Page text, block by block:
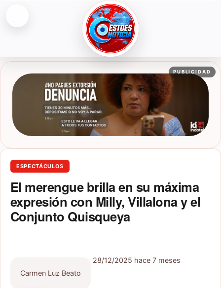
ESTOESNOTICIA|NOTICIAS
PUBLICIDAD
ESPECTÁCULOS
El merengue brilla en su máxima
expresión con Milly, Villalona y el
Conjunto Quisqueya
Carmen Luz Beato
28/12/2025 hace 7 meses